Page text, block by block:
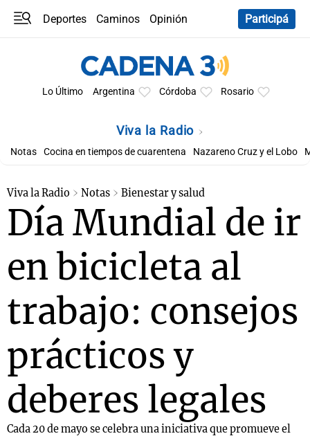
Deportes Caminos
Opinión
Participá
Lo Último Argentina Córdoba Rosario
Viva la Radio
Notas Cocina en tiempos de cuarentena Nazareno Cruz y el Lobo
Viva la Radio Notas Bienestar y salud
Día Mundial de ir
en bicicleta al
trabajo: consejos
prácticos y
deberes legales
Cada 20 de mayo se celebra una iniciativa que promueve el